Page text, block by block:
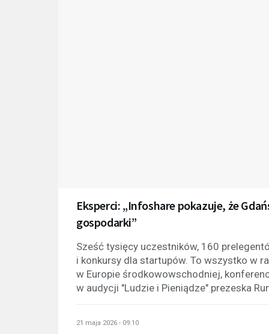
Eksperci: „Infoshare pokazuje, że
gospodarki”
Sześć tysięcy uczestników, 160
i konkursy dla startupów. To wszystko w
w Europie środkowowschodniej,
w audycji "Ludzie i Pieniądze" prezeska
21 maja 2026 - 09:10